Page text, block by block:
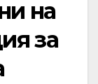
на
за